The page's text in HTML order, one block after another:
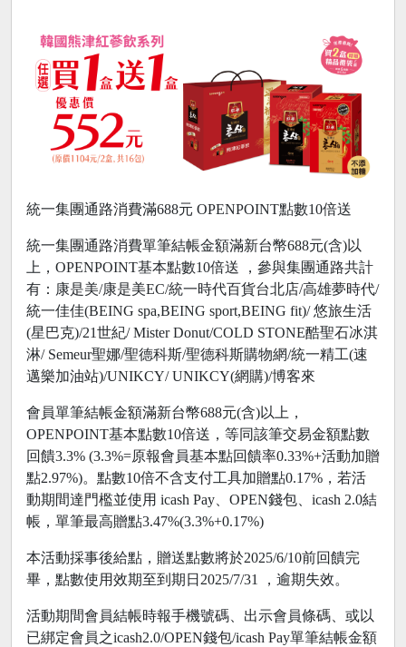
統一集團通路消費滿688元 OPENPOINT點數10倍送
統一集團通路消費單筆結帳金額滿新台幣688元(含)以
上，OPENPOINT基本點數10倍送 ，參與集團通路共計
有：康是美/康是美EC/統一時代百貨台北店/高雄夢時代/
統一佳佳(BEING spa,BEING sport,BEING fit)/ 悠旅生活
(星巴克)/21世紀/ Mister Donut/COLD STONE酷聖石冰淇
淋/ Semeur聖娜/聖德科斯/聖德科斯購物網/統一精工(速
邁樂加油站)/UNIKCY/ UNIKCY(網購)/博客來
會員單筆結帳金額滿新台幣688元(含)以上，
OPENPOINT基本點數10倍送，等同該筆交易金額點數
回饋3.3% (3.3%=原報會員基本點回饋率0.33%+活動加贈
點2.97%)。點數10倍不含支付工具加贈點0.17%，若活
動期間達門檻並使用 icash Pay、OPEN錢包、icash 2.0結
帳，單筆最高贈點3.47%(3.3%+0.17%)
本活動採事後給點，贈送點數將於2025/6/10前回饋完
畢，點數使用效期至到期日2025/7/31 ，逾期失效。
活動期間會員結帳時報手機號碼、出示會員條碼、或以
已綁定會員之icash2.0/OPEN錢包/icash Pay單筆結帳金額